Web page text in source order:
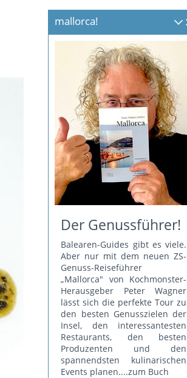
mallorca!
Der Genussführer!
Balearen-Guides gibt es viele.
Aber nur mit dem neuen ZS-
Genuss-Reiseführer
„Mallorca" von Kochmonster-
Herausgeber Peter Wagner
lässt sich die perfekte Tour zu
den besten Genusszielen der
Insel, den interessantesten
Restaurants, den besten
Produzenten und den
spannendsten kulinarischen
Events planen....zum Buch